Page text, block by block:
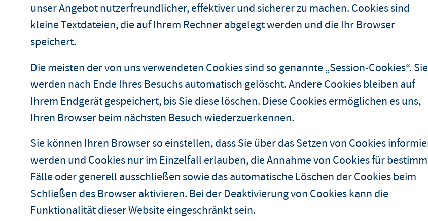
unser Angebot nutzerfreundlicher, effektiver und sicherer zu machen. Cookies sind
kleine Textdateien, die auf Ihrem Rechner abgelegt werden und die Ihr Browser
speichert.
Die meisten der von uns verwendeten Cookies sind so genannte „Session-Cookies“. Sie
werden nach Ende Ihres Besuchs automatisch gelöscht. Andere Cookies bleiben auf
Ihrem Endgerät gespeichert, bis Sie diese löschen. Diese Cookies ermöglichen es uns,
Ihren Browser beim nächsten Besuch wiederzuerkennen.
Sie können Ihren Browser so einstellen, dass Sie über das Setzen von Cookies
werden und Cookies nur im Einzelfall erlauben, die Annahme von Cookies für
Fälle oder generell ausschließen sowie das automatische Löschen der Cookies beim
Schließen des Browser aktivieren. Bei der Deaktivierung von Cookies kann die
Funktionalität dieser Website eingeschränkt sein.